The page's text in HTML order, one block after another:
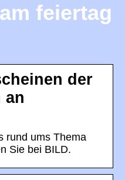
feiertag
der
an
rund ums Thema
Sie bei BILD.